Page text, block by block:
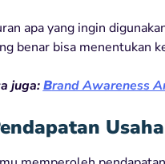
apa yang ingin
benar bisa menentukan
juga:Brand Awareness
Usaha